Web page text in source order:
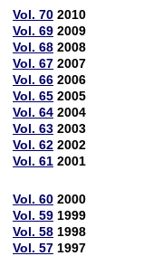
Vol. 70 2010
Vol. 69 2009
Vol. 68 2008
Vol. 67 2007
Vol. 66 2006
Vol. 65 2005
Vol. 64 2004
Vol. 63 2003
Vol. 62 2002
Vol. 61 2001
Vol. 60 2000
Vol. 59 1999
Vol. 58 1998
Vol. 57 1997